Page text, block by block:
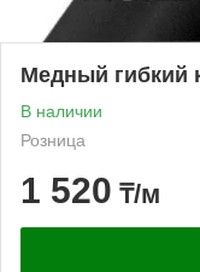
Медный гибкий
В наличии
Розница
1 520 ₸/м